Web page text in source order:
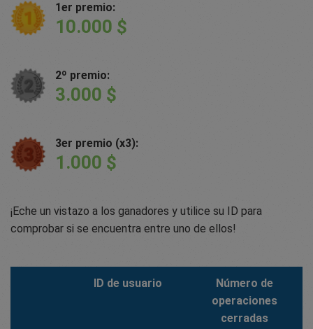
1er premio:
10.000 $
2º premio:
3.000 $
3er premio (x3):
1.000 $
¡Eche un vistazo a los ganadores y utilice su ID para
comprobar si se encuentra entre uno de ellos!
ID de usuario
Número de
operaciones
cerradas